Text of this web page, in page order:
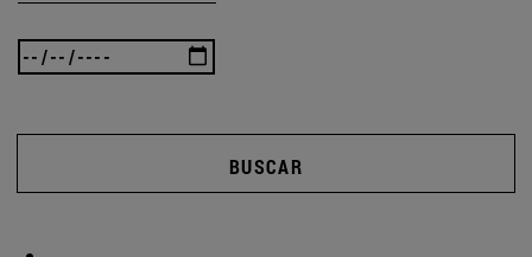
BUSCAR